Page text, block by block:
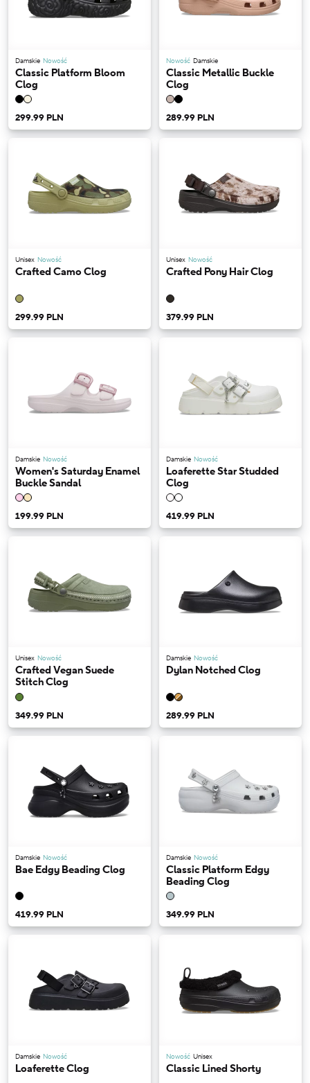
Damskie Nowość
Classic Platform Bloom
Clog
299.99 PLN
Nowość Damskie
Classic Metallic Buckle
Clog
289.99 PLN
Unisex Nowość
Crafted Camo Clog
299.99 PLN
Unisex Nowość
Crafted Pony Hair Clog
379.99 PLN
Damskie Nowość
Women's Saturday Enamel
Buckle Sandal
199.99 PLN
Damskie Nowość
Loaferette Star Studded
Clog
419.99 PLN
Unisex Nowość
Crafted Vegan Suede
Stitch Clog
349.99 PLN
Damskie Nowość
Dylan Notched Clog
289.99 PLN
Damskie Nowość
Bae Edgy Beading Clog
419.99 PLN
Damskie Nowość
Classic Platform Edgy
Beading Clog
349.99 PLN
Damskie Nowość
Loaferette Clog
Nowość Unisex
Classic Lined Shorty